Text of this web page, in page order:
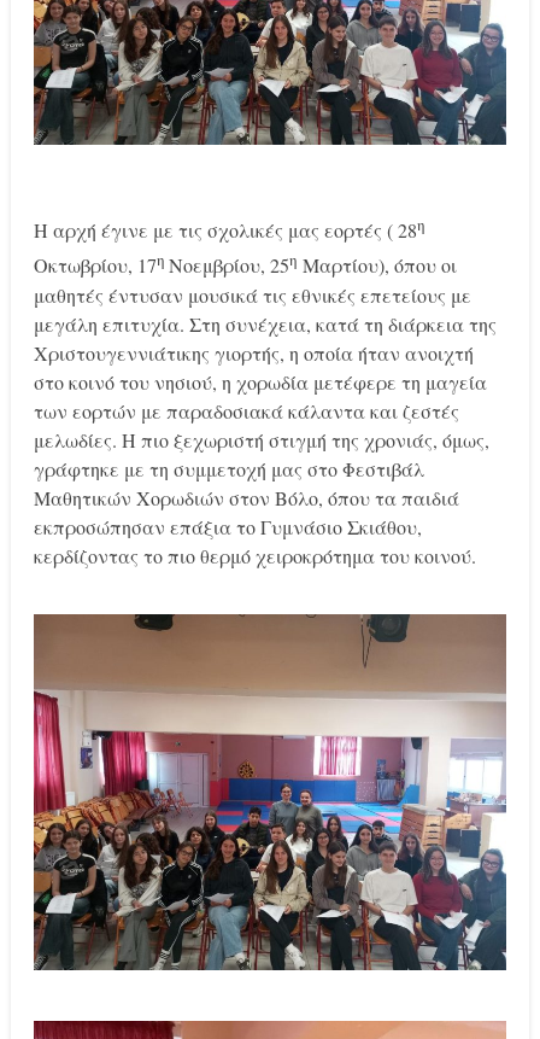
Η αρχή έγινε με τις σχολικές μας εορτές ( 28η
Οκτωβρίου, 17η Νοεμβρίου, 25η Μαρτίου), όπου οι
μαθητές έντυσαν μουσικά τις εθνικές επετείους με
μεγάλη επιτυχία. Στη συνέχεια, κατά τη διάρκεια της
Χριστουγεννιάτικης γιορτής, η οποία ήταν ανοιχτή
στο κοινό του νησιού, η χορωδία μετέφερε τη μαγεία
των εορτών με παραδοσιακά κάλαντα και ζεστές
μελωδίες. Η πιο ξεχωριστή στιγμή της χρονιάς, όμως,
γράφτηκε με τη συμμετοχή μας στο Φεστιβάλ
Μαθητικών Χορωδιών στον Βόλο, όπου τα παιδιά
εκπροσώπησαν επάξια το Γυμνάσιο Σκιάθου,
κερδίζοντας το πιο θερμό χειροκρότημα του κοινού.